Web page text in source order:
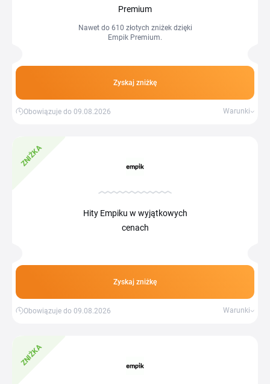
Premium
Nawet do 610 złotych zniżek dzięki
Empik Premium.
Zyskaj zniżkę
Obowiązuje do 09.08.2026 Warunki
ZNIŻKA
Hity Empiku w wyjątkowych
cenach
Zyskaj zniżkę
Obowiązuje do 09.08.2026 Warunki
ZNIŻKA